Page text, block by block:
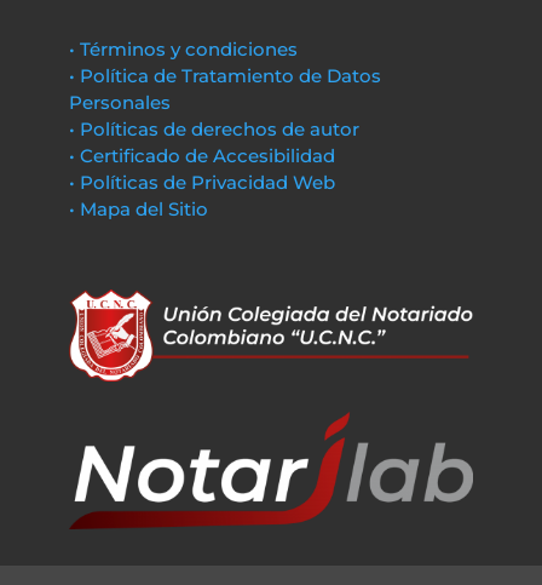
• Términos y condiciones
• Política de Tratamiento de Datos
Personales
• Políticas de derechos de autor
• Certificado de Accesibilidad
• Políticas de Privacidad Web
• Mapa del Sitio